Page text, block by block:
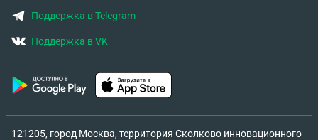
Поддержка в Telegram
Поддержка в VK
121205, город Москва, территория Сколково инновационного